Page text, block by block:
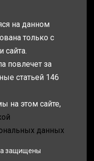
на данном
только с
сайта.
повлечет за
статьей 146
на этом сайте,
данных
защищены